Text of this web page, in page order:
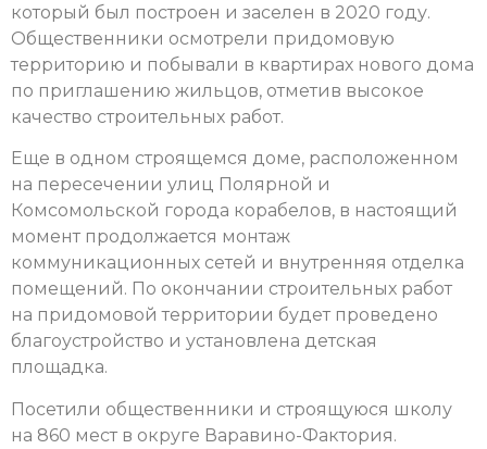
который был построен и заселен в 2020 году.
Общественники осмотрели придомовую
территорию и побывали в квартирах нового дома
по приглашению жильцов, отметив высокое
качество строительных работ.
Еще в одном строящемся доме, расположенном
на пересечении улиц Полярной и
Комсомольской города корабелов, в настоящий
момент продолжается монтаж
коммуникационных сетей и внутренняя отделка
помещений. По окончании строительных работ
на придомовой территории будет проведено
благоустройство и установлена детская
площадка.
Посетили общественники и строящуюся школу
на 860 мест в округе Варавино-Фактория.